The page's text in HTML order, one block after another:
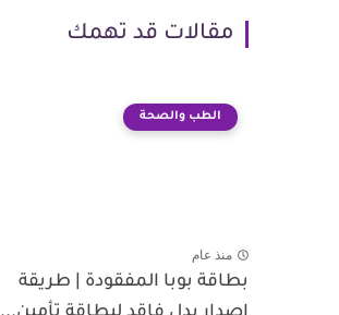
مقالات قد تهمك
الطب والصحة
منذ عام
بطاقة بوبا المفقودة | طريقة